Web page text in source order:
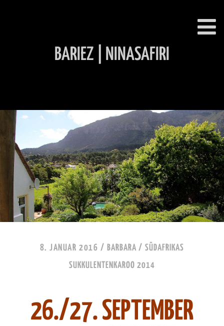
8. JANUAR 2016 / BARBARA /SÜDAFRIKAS
SUKKULENTENKAROO 2014
26./27. SEPTEMBER
BARIEZ | NINASAFIRI